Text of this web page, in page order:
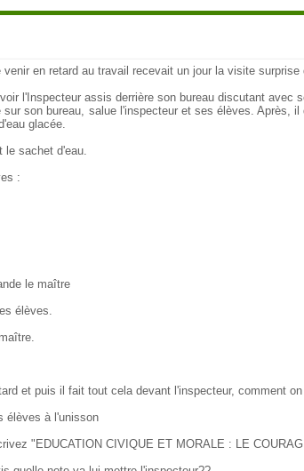
en retard au travail recevait un jour la visite surprise
l'Inspecteur assis derrière son bureau discutant avec
son bureau, salue l'inspecteur et ses élèves. Après, il
glacée.
sachet d'eau.
:
le maître
élèves.
et puis il fait tout cela devant l'inspecteur, comment
élèves à l'unisson
"EDUCATION CIVIQUE ET MORALE : LE